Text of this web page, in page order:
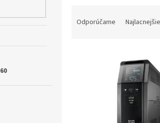
60
Odporúčame Najlacnejšie